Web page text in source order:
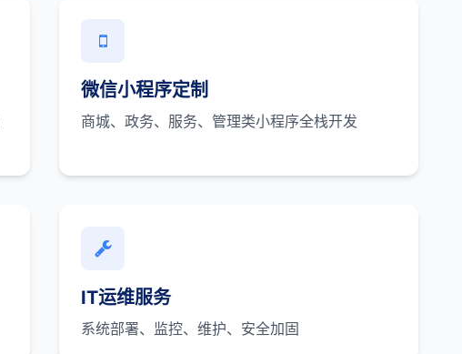
微信小程序定制
商城、政务、服务、管理类小程序全栈开发
IT运维服务
系统部署、监控、维护、安全加固